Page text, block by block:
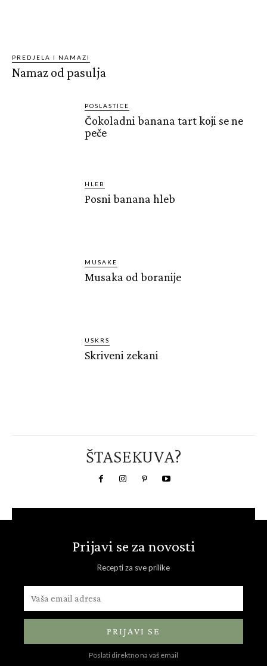
PREDJELA I NAMAZI
Namaz od pasulja
POSLASTICE
Čokoladni banana tart koji se ne
peče
HLEB
Posni banana hleb
MUSAKE
Musaka od boranije
USKRS
Skriveni zekani
ŠTASEKUVA?
Prijavi se za novosti
Recepti za sve prilike
PRIJAVI SE
Poslati direktno na vaš email